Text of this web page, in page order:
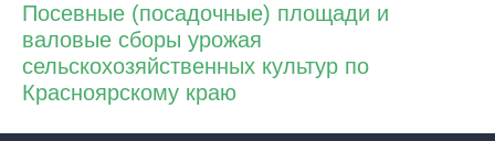
Посевные (посадочные) площади и
валовые сборы урожая
сельскохозяйственных культур по
Красноярскому краю